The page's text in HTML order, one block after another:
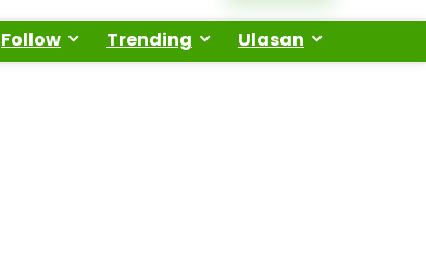
Follow Trending Ulasan